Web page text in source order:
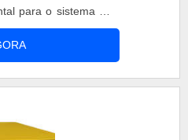
para o sistema de
com superfície
injetor Ford Ranger
estendida, além